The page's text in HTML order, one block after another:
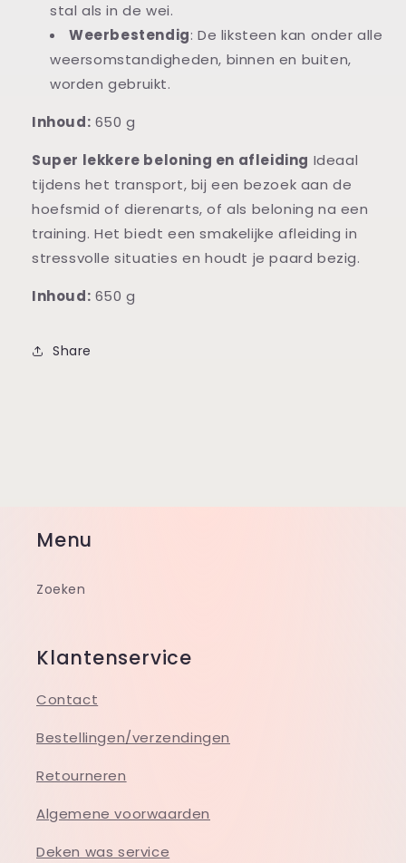
stal als in de wei.
Weerbestendig: De liksteen kan onder alle
weersomstandigheden, binnen en buiten,
worden gebruikt.
Inhoud: 650 g
Super lekkere beloning en afleiding Ideaal
tijdens het transport, bij een bezoek aan de
hoefsmid of dierenarts, of als beloning na een
training. Het biedt een smakelijke afleiding in
stressvolle situaties en houdt je paard bezig.
Inhoud: 650 g
Share
Menu
Zoeken
Klantenservice
Contact
Bestellingen/verzendingen
Retourneren
Algemene voorwaarden
Deken was service